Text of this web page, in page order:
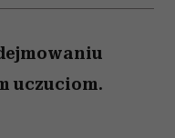
uczuciom.